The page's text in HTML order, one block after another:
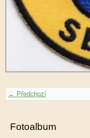
← Předchozí
Fotoalbum